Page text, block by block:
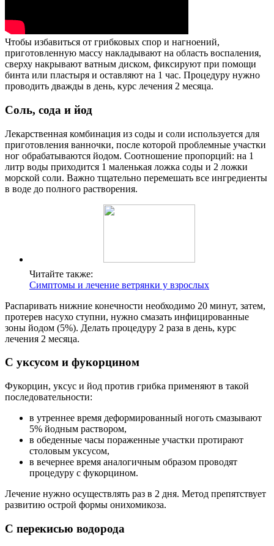
Чтобы избавиться от грибковых спор и нагноений,
приготовленную массу накладывают на область воспаления,
сверху накрывают ватным диском, фиксируют при помощи
бинта или пластыря и оставляют на 1 час. Процедуру нужно
проводить дважды в день, курс лечения 2 месяца.
Соль, сода и йод
Лекарственная комбинация из соды и соли используется для
приготовления ванночки, после которой проблемные участки
ног обрабатываются йодом. Соотношение пропорций: на 1
литр воды приходится 1 маленькая ложка соды и 2 ложки
морской соли. Важно тщательно перемешать все ингредиенты
в воде до полного растворения.
Читайте также:
Симптомы и лечение ветрянки у взрослых
Распаривать нижние конечности необходимо 20 минут, затем,
протерев насухо ступни, нужно смазать инфицированные
зоны йодом (5%). Делать процедуру 2 раза в день, курс
лечения 2 месяца.
С уксусом и фукорцином
Фукорцин, уксус и йод против грибка применяют в такой
последовательности:
в утреннее время деформированный ноготь смазывают
5% йодным раствором,
в обеденные часы пораженные участки протирают
столовым уксусом,
в вечернее время аналогичным образом проводят
процедуру с фукорцином.
Лечение нужно осуществлять раз в 2 дня. Метод препятствует
развитию острой формы онихомикоза.
С перекисью водорода